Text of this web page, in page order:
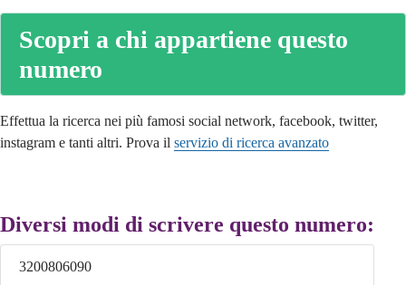
Scopri a chi appartiene questo
numero
Effettua la ricerca nei più famosi social network, facebook, twitter,
instagram e tanti altri. Prova il servizio di ricerca avanzato
Diversi modi di scrivere questo numero:
3200806090